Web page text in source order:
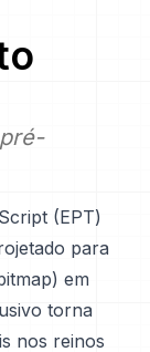
(EPT)
para
em
torna
nos reinos